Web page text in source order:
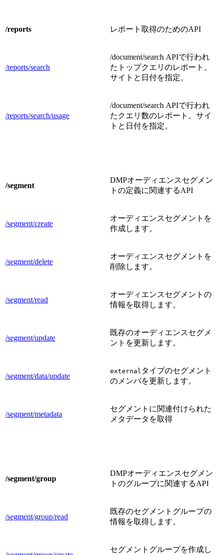
/reports レポート取得のためのAPI
/reports/search
/document/search APIで行われ
たトップクエリのレポート。
サイトと日付を指定。
/reports/search/usage
/document/search APIで行われ
たクエリ数のレポート。サイ
トと日付を指定。
/segment
DMPオーディエンスセグメン
トの定義に関連するAPI
/segment/create
オーディエンスセグメントを
作成します。
/segment/delete
オーディエンスセグメントを
削除します。
/segment/read
オーディエンスセグメントの
情報を取得します。
/segment/update
既存のオーディエンスセグメ
ントを更新します。
/segment/data/update
external タイプのセグメント
のメンバを更新します。
/segment/metadata
セグメントに関連付けられた
メタデータを取得
/segment/group
DMPオーディエンスセグメン
トのグループに関連するAPI
/segment/group/read
既存のセグメントグループの
情報を取得します。
セグメントグループを作成し